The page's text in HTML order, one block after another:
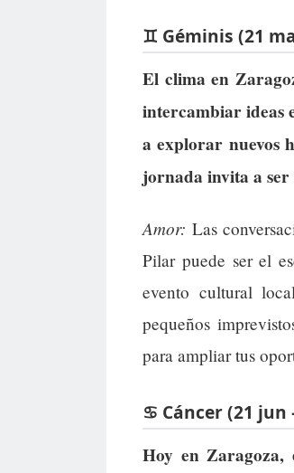
♊ Géminis (21
El clima en
intercambiar ideas
a explorar nuevos
jornada invita a
Amor: Las
Pilar puede ser el
evento cultural
pequeños
para ampliar tus
♋ Cáncer (21 jun
Hoy en